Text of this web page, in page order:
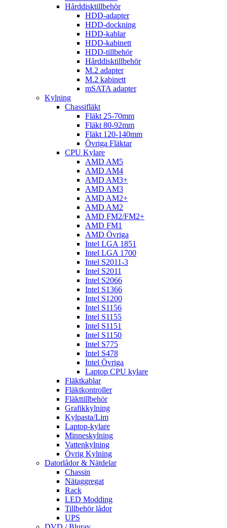
Hårddisktillbehör
HDD-adapter
HDD-dockning
HDD-kablar
HDD-kabinett
HDD-tillbehör
Hårddisktillbehör
M.2 adapter
M.2 kabinett
mSATA adapter
Kylning
Chassifläkt
Fläkt 25-70mm
Fläkt 80-92mm
Fläkt 120-140mm
Övriga Fläktar
CPU Kylare
AMD AM5
AMD AM4
AMD AM3+
AMD AM3
AMD AM2+
AMD AM2
AMD FM2/FM2+
AMD FM1
AMD Övriga
Intel LGA 1851
Intel LGA 1700
Intel S2011-3
Intel S2011
Intel S2066
Intel S1366
Intel S1200
Intel S1156
Intel S1155
Intel S1151
Intel S1150
Intel S775
Intel S478
Intel Övriga
Laptop CPU kylare
Fläktkablar
Fläktkontroller
Fläkttillbehör
Grafikkylning
Kylpasta/Lim
Laptop-kylare
Minneskylning
Vattenkylning
Övrig Kylning
Datorlådor & Nätdelar
Chassin
Nätaggregat
Rack
LED Modding
Tillbehör lådor
UPS